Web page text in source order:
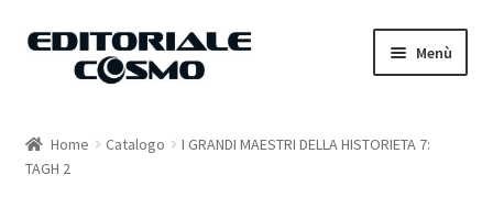
Vai
Vai
Menù
Catalogo
Home Catalogo
I GRANDI MAESTRI DELLA HISTORIETA 7:
TAGH 2